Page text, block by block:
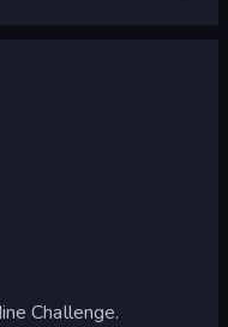
Challenge.